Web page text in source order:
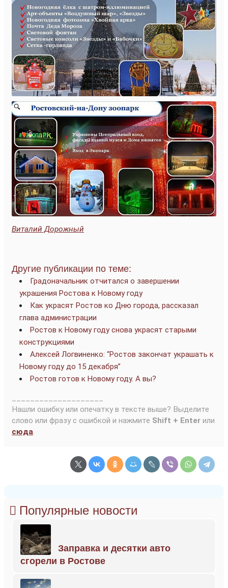
Виталий Дорожный
Другие публикации по теме:
Градоначальник отчитался о завершении
украшения Ростова к Новому году
Как украсят Ростов ко Дню города, рассказал
глава администрации
Ростов к Новому году снова украсят старыми
конструкциями
Алексей Логвиненко: “Ростов закончат украшать к
Новому году до 15 декабря”
Ростов готов к Новому году. А вы?
Нашли ошибку или опечатку в тексте выше? Выделите
слово или фразу с ошибкой и нажмите Shift + Enter или
сюда.
Популярные новости
Заправка и десятки авто
сгорели в Ростове